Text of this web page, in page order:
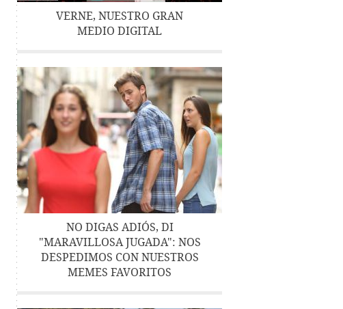
VERNE, NUESTRO GRAN
MEDIO DIGITAL
NO DIGAS ADIÓS, DI
"MARAVILLOSA JUGADA": NOS
DESPEDIMOS CON NUESTROS
MEMES FAVORITOS